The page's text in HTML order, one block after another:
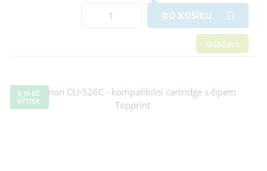
DO KOŠÍKU
skladem
0,15 KČ
VÝTISK